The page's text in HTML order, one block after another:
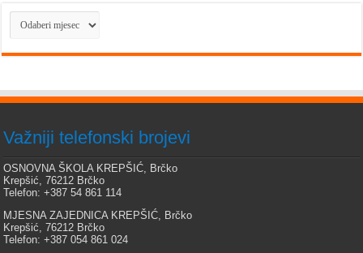
Arhiva
Važniji telefonski brojevi
OSNOVNA ŠKOLA KREPŠIĆ, Brčko
Krepšić, 76212 Brčko
Telefon: +387 54 861 114
MJESNA ZAJEDNICA KREPŠIĆ, Brčko
Krepšić, 76212 Brčko
Telefon: +387 054 861 024